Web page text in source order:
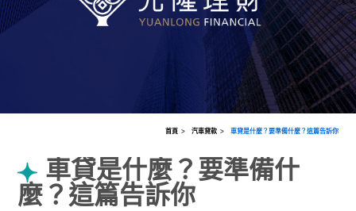
首頁 汽車貸款 車貸是什麼？要準備什麼？這篇告訴你
車貸是什麼？要準備什
麼？這篇告訴你